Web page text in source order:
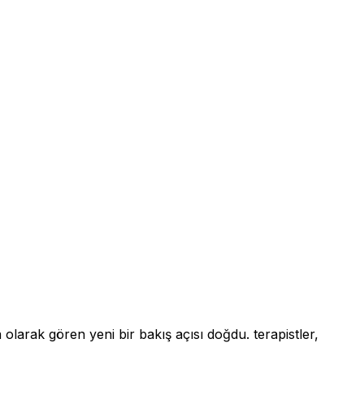
gören yeni bir bakış açısı doğdu. terapistler,